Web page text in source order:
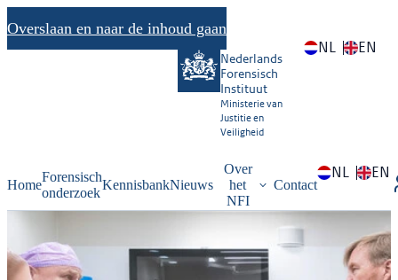
Overslaan en naar de inhoud gaan
NL EN
Nederlands
Forensisch
Instituut
Ministerie van
Justitie en
Veiligheid
Home
Forensisch
onderzoek
KennisbankNieuws
Over
het
NFI
Contact
NL EN